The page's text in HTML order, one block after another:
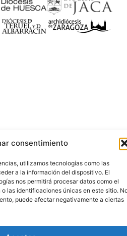
consentimiento
utilizamos tecnologías como las
a la información del dispositivo. El
nos permitirá procesar datos como el
las identificaciones únicas en este sitio.
puede afectar negativamente a ciertas